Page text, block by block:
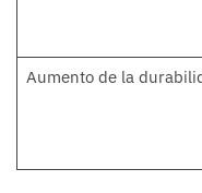
Aumento de la